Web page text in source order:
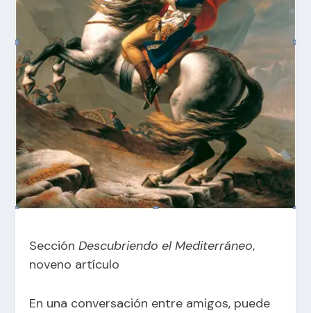
SecciónDescubriendo el Mediterráneo,
noveno artículo
En una conversación entre amigos, puede